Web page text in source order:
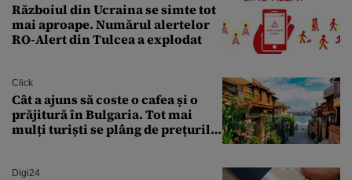
Războiul din Ucraina se simte tot
mai aproape. Numărul alertelor
RO-Alert din Tulcea a explodat
Click
Cât a ajuns să coste o cafea și o
prăjitură în Bulgaria. Tot mai
mulți turiști se plâng de prețurile
Digi24